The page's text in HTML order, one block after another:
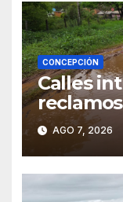
CONCEPCIÓN
Calles
enAGO 7, 2026